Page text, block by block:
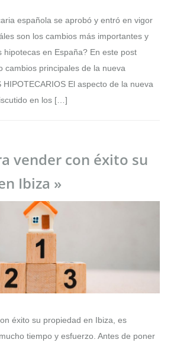
española se aprobó y entró en vigor
son los cambios más importantes y
hipotecas en España? En este post
cambios principales de la nueva
HIPOTECARIOS El aspecto de la nueva
en los […]
vender con éxito su
Ibiza »
éxito su propiedad en Ibiza, es
tiempo y esfuerzo. Antes de poner